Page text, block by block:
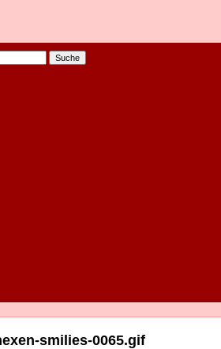
smilies-0065.gif